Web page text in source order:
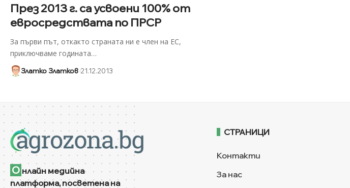
През 2013 г. са усвоени 100% от
евросредствата по ПРСР
За първи път, откакто страната ни е член на ЕС,
приключваме годината…
Златко Златков 21.12.2013
О нлайн медийна
платформа, посветена на
СТРАНИЦИ
Контакти
За нас